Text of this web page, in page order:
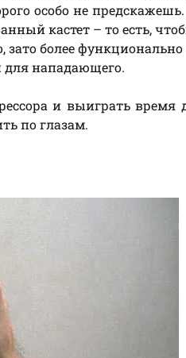
особо не
кастет – то есть,
более
нападающего.
и выиграть время
по глазам.